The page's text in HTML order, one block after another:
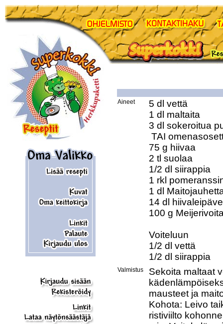
Aineet
5 dl vettä
1 dl maltaita
3 dl sokeroitua
75 g hiivaa
2 tl suolaa
1/2 dl siirappia
1 rkl
1 dl
14 dl
100 g
Voiteluun
1/2 dl vettä
Valmistus
Sekoita maltaat
mausteet ja
Kohota: Leivo
ristiviilto